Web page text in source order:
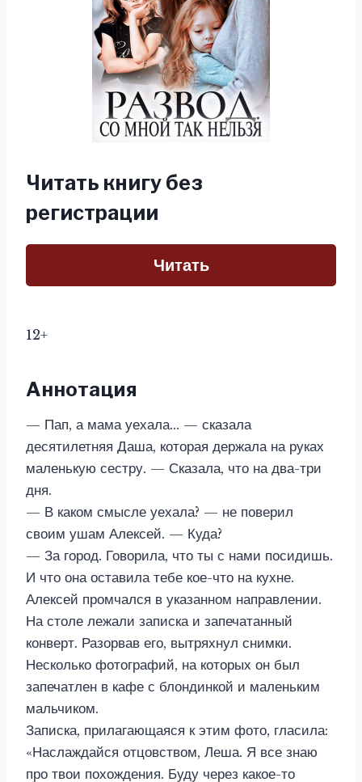
Читать книгу без
регистрации
Читать
12+
Аннотация
— Пап, а мама уехала… — сказала
десятилетняя Даша, которая держала на руках
маленькую сестру. — Сказала, что на два-три
дня.
— В каком смысле уехала? — не поверил
своим ушам Алексей. — Куда?
— За город. Говорила, что ты с нами посидишь.
И что она оставила тебе кое-что на кухне.
Алексей промчался в указанном направлении.
На столе лежали записка и запечатанный
конверт. Разорвав его, вытряхнул снимки.
Несколько фотографий, на которых он был
запечатлен в кафе с блондинкой и маленьким
мальчиком.
Записка, прилагающаяся к этим фото, гласила:
«Наслаждайся отцовством, Леша. Я все знаю
про твои похождения. Буду через какое-то